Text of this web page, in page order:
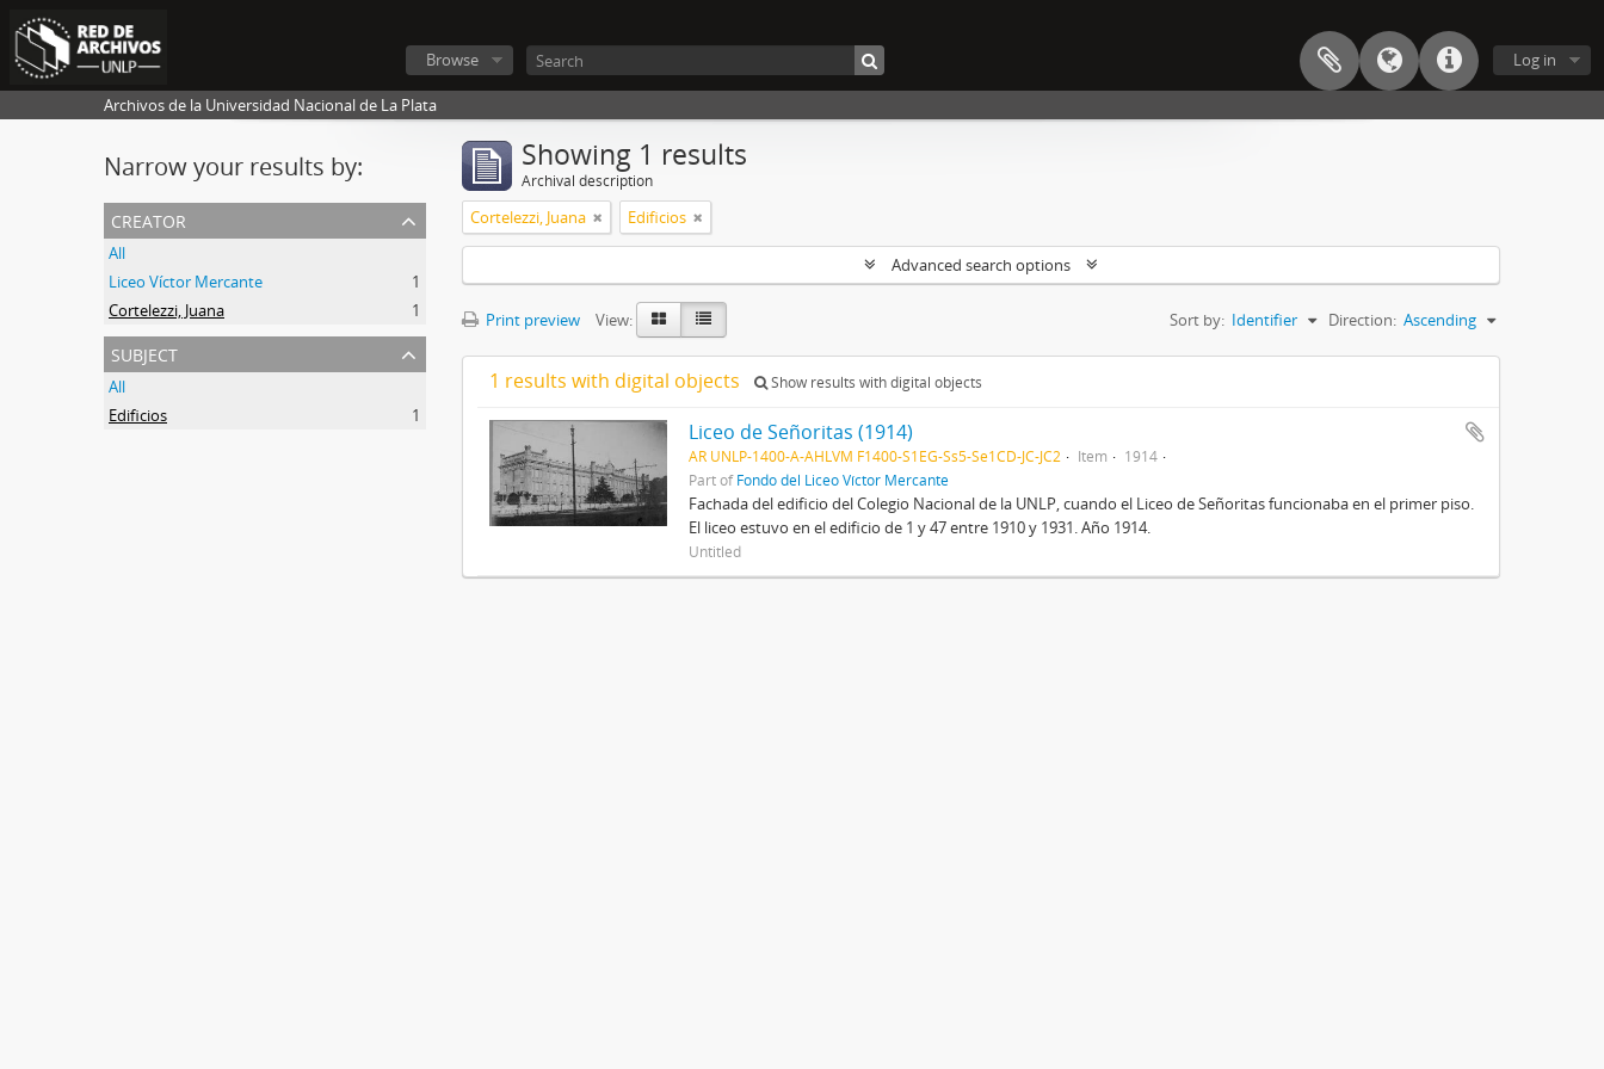
Log in
Browse
Archivos de la Universidad Nacional de La Plata
Narrow your results by:
creator
All
Liceo Víctor Mercante
1
Cortelezzi, Juana
1
subject
All
Edificios
1
Showing 1 results
Archival description
Cortelezzi, Juana Edificios
Advanced search options
Print preview View: Sort by: Identifier Direction: Ascending
1 results with digital objects Show results with digital objects
Liceo de Señoritas (1914)
AR UNLP-1400-A-AHLVM F1400-S1EG-Ss5-Se1CD-JC-JC2 Item
1914
Part ofFondo del Liceo Víctor Mercante
Fachada del edificio del Colegio Nacional de la UNLP, cuando el Liceo de Señoritas funcionaba en el primer piso.
El liceo estuvo en el edificio de 1 y 47 entre 1910 y 1931. Año 1914.
Untitled